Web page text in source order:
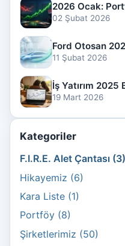
2026 Ocak:
02 Şubat 2026
Ford Otosan
11 Şubat 2026
İş Yatırım
19 Mart 2026
Kategoriler
F.I.R.E. Alet Çantası (3)
Hikayemiz (6)
Kara Liste (1)
Portföy (8)
Şirketlerimiz (50)